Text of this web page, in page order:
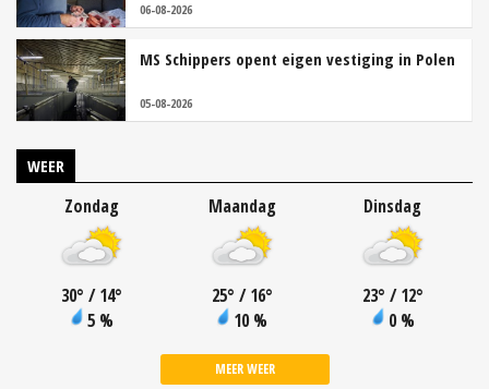
06-08-2026
MS Schippers opent eigen vestiging in Polen
05-08-2026
WEER
Zondag
30° / 14°
5 %
Maandag
25° / 16°
10 %
Dinsdag
23° / 12°
0 %
MEER WEER